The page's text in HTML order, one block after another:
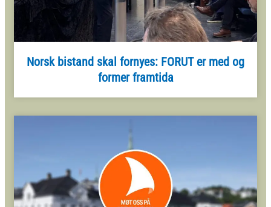
Norsk bistand skal fornyes: FORUT er med og
former framtida